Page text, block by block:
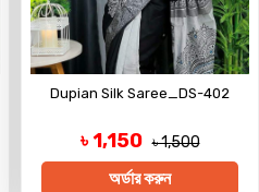
Dupian Silk Saree_DS-402
৳ 1,150 ৳ 1,500
অর্ডার করুন